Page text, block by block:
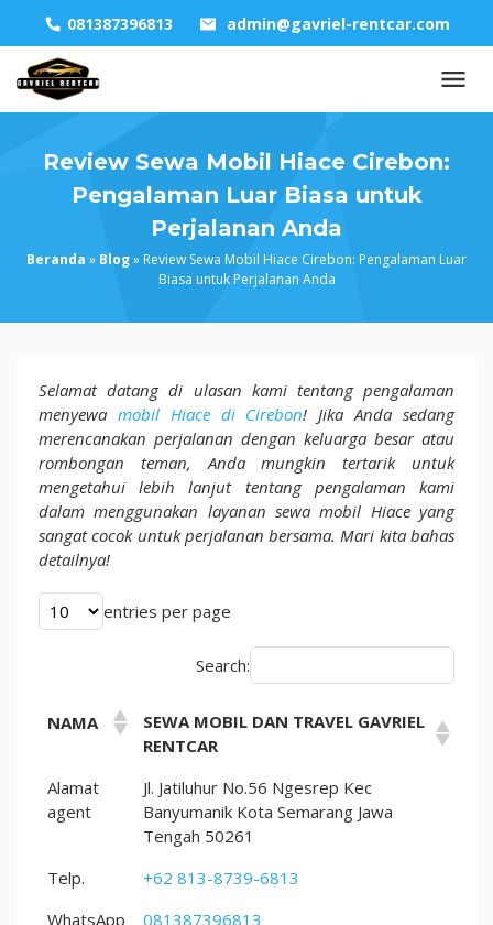
content
081387396813 admin@gavriel-rentcar.com
Review Sewa Mobil Hiace Cirebon:
Pengalaman Luar Biasa untuk
Perjalanan Anda
Beranda » Blog» Review Sewa Mobil Hiace Cirebon: Pengalaman Luar
Biasa untuk Perjalanan Anda
Review
Sewa
Mobil
Hiace
Cirebon:
Pengalaman
Luar
Biasa
Perjalanan
Anda
Selamat datang di ulasan kami tentang pengalaman
menyewa mobil Hiace di Cirebon! Jika Anda sedang
merencanakan perjalanan dengan keluarga besar atau
rombongan teman, Anda mungkin tertarik untuk
mengetahui lebih lanjut tentang pengalaman kami
dalam menggunakan layanan sewa mobil Hiace yang
sangat cocok untuk perjalanan bersama. Mari kita bahas
detailnya!
entries per page
Search:
NAMA
SEWA MOBIL DAN TRAVEL GAVRIEL
RENTCAR
Alamat
agent
Jl. Jatiluhur No.56 Ngesrep Kec
Banyumanik Kota Semarang Jawa
Tengah 50261
Telp.
+62 813-8739-6813
WhatsApp
081387396813